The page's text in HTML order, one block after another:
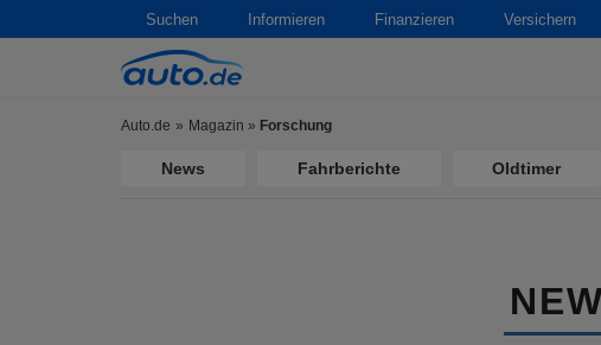
Suchen Informieren Finanzieren Versichern
Auto.de Magazin » Forschung
News Fahrberichte Oldtimer